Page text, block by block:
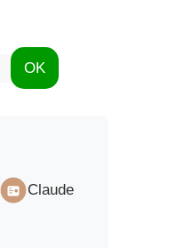
OK
Claude